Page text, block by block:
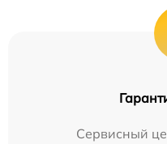
Сервисный